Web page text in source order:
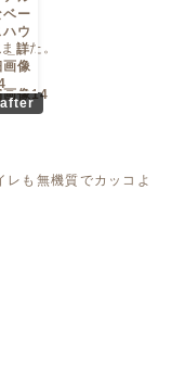
した。
after
も無機質でカッコよ